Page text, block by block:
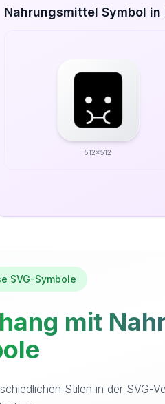
Nahrungsmittel Symbol in
512x512
SVG-Symbole
mit
Stilen in der SVG-